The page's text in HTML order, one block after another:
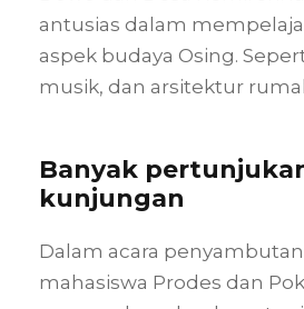
antusias dalam
aspek budaya Osing.
musik, dan arsitektur
Banyak
kunjungan
Dalam acara penyambutan
mahasiswa Prodes dan